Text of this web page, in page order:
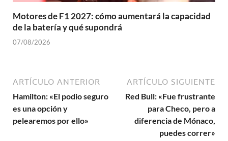
Motores de F1 2027: cómo aumentará la capacidad
de la batería y qué supondrá
07/08/2026
ARTÍCULO ANTERIOR
Hamilton: «El podio seguro
es una opción y
pelearemos por ello»
ARTÍCULO SIGUIENTE
Red Bull: «Fue frustrante
para Checo, pero a
diferencia de Mónaco,
puedes correr»